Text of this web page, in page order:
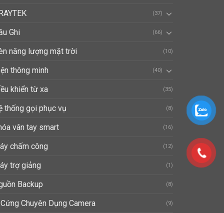
(37)
Ghi (66)
năng lượng mặt trời (10)
thông minh (40)
khiển từ xa (35)
thống gọi phục vụ (8)
vân tay smart (16)
chấm công (12)
trợ giảng (1)
Backup (8)
Chuyên Dụng Camera (9)